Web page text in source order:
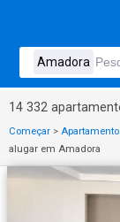
14 332
Começar >
alugar em Amadora